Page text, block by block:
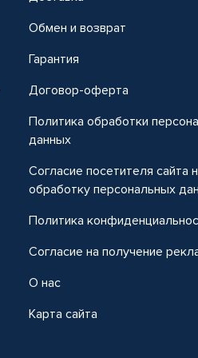
Обмен и возврат
Гарантия
Договор-оферта
Политика обработки
данных
Согласие посетителя сайта
обработку персональных
Политика
Согласие на получение
О нас
Карта сайта